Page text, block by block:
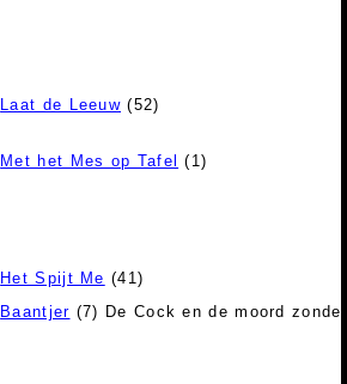
Laat de Leeuw (52)
Met het Mes op Tafel (1)
Het Spijt Me (41)
Baantjer (7) De Cock en de moord